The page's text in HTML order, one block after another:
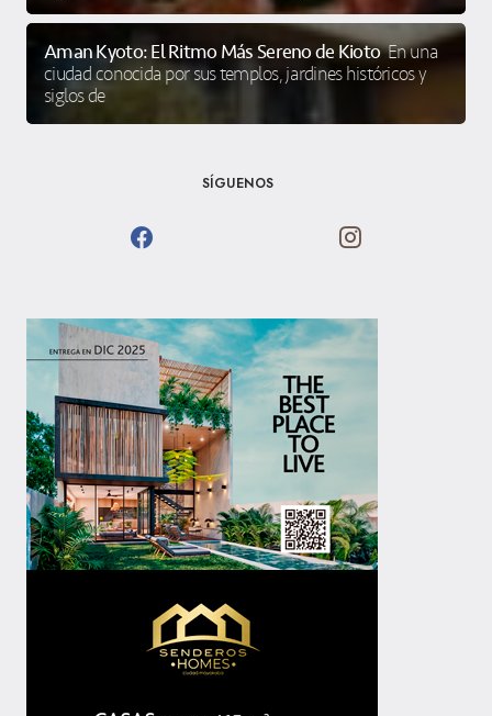
Aman Kyoto: El Ritmo Más Sereno de Kioto En una
ciudad conocida por sus templos, jardines históricos y
siglos de
SÍGUENOS